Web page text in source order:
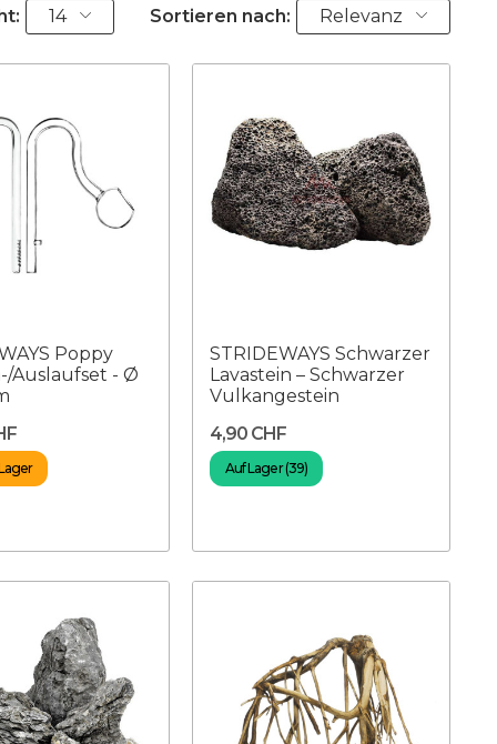
14 Sortieren nach: Relevanz
Poppy
Auslaufset - Ø
STRIDEWAYS Schwarzer
Lavastein – Schwarzer
Vulkangestein
4,90 CHF
Auf Lager (39)